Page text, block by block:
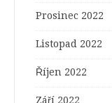
Prosinec 2022
Listopad 2022
Říjen 2022
Září 2022